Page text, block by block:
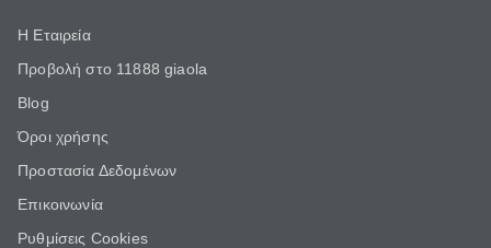
Η Εταιρεία
Προβολή στο 11888 giaola
Blog
Όροι χρήσης
Προστασία Δεδομένων
Επικοινωνία
Ρυθμίσεις Cookies